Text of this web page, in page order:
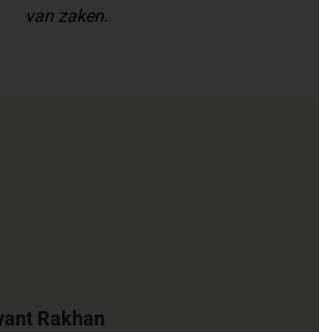
van zaken.
Rakhan